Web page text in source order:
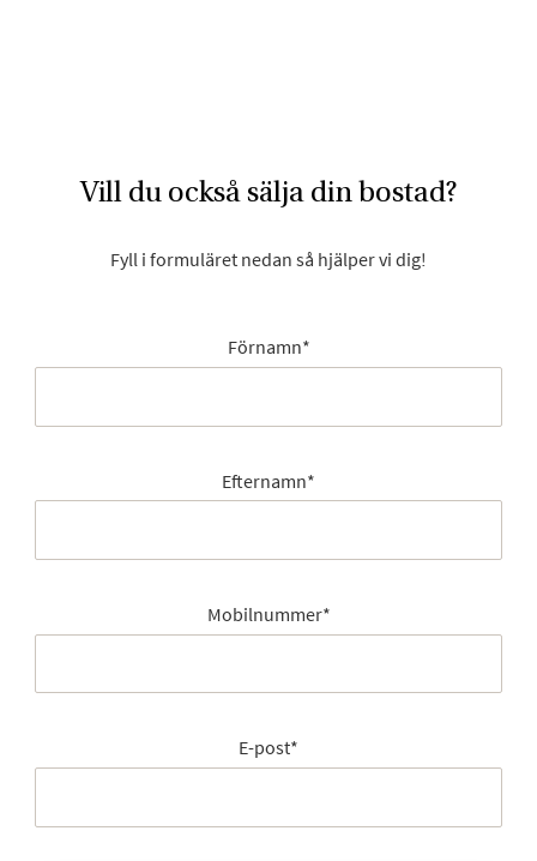
Vill du också sälja din bostad?
Fyll i formuläret nedan så hjälper vi dig!
Förnamn*
Efternamn*
Mobilnummer*
E-post*